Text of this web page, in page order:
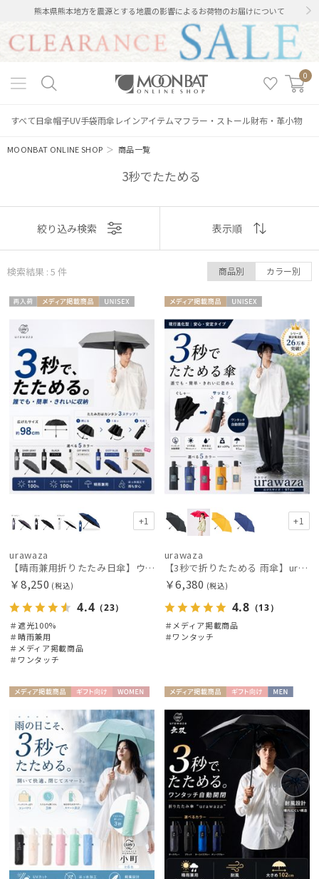
熊本県熊本地方を震源とする地震の影響によるお荷物のお届けについて
0
すべて日傘帽子UV手袋雨傘 レインアイテムマフラー・ストール財布・革小物
MOONBAT ONLINE SHOP ＞商品一覧
3秒でたためる
絞り込み
レディース メンズ キッズ
カテゴリー
ブランド
その他
カラー
価格・割引率
在庫表示
販売状況
入荷状況
表示
おすすめ
価格の高い
順
価格の低い
順
人気順
売上点数順
お気に入り
絞り込み検索 表示順
検索結果 : 5 件 商品別 カラー別
荷
X
+1
urawaza
【晴雨兼用折りたたみ日傘】ウラワザ（urawaza）無地 55㎝ 晴雨兼用 遮光100% UV100% 自動開閉 ワンタッチ
￥8,250 (税込)
4.4 （23）
＃遮光100%
＃晴雨兼用
＃メディア掲載商品
＃ワンタッチ
載商品
X
+1
urawaza
【3秒で折りたためる 雨傘】urawaza(ウラワザ) slim WJ55cmUV プレーン UV加工 自動開閉
￥6,380 (税込)
4.8 （13）
＃メディア掲載商品
＃ワンタッチ
載商品
向け
N
載商品
向け